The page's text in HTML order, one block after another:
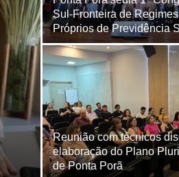
Sul-Fronteira de Regimes
Próprios de Previdência
Reunião com técnicos
elaboração do Plano
de Ponta Porã